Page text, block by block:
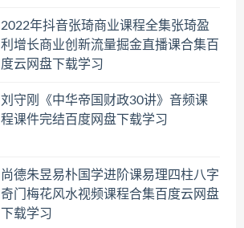
2022年抖音张琦商业课程全集张琦盈
利增长商业创新流量掘金直播课合集百
度云网盘下载学习
刘守刚《中华帝国财政30讲》音频课
程课件完结百度网盘下载学习
尚德朱昱易朴国学进阶课易理四柱八字
奇门梅花风水视频课程合集百度云网盘
下载学习